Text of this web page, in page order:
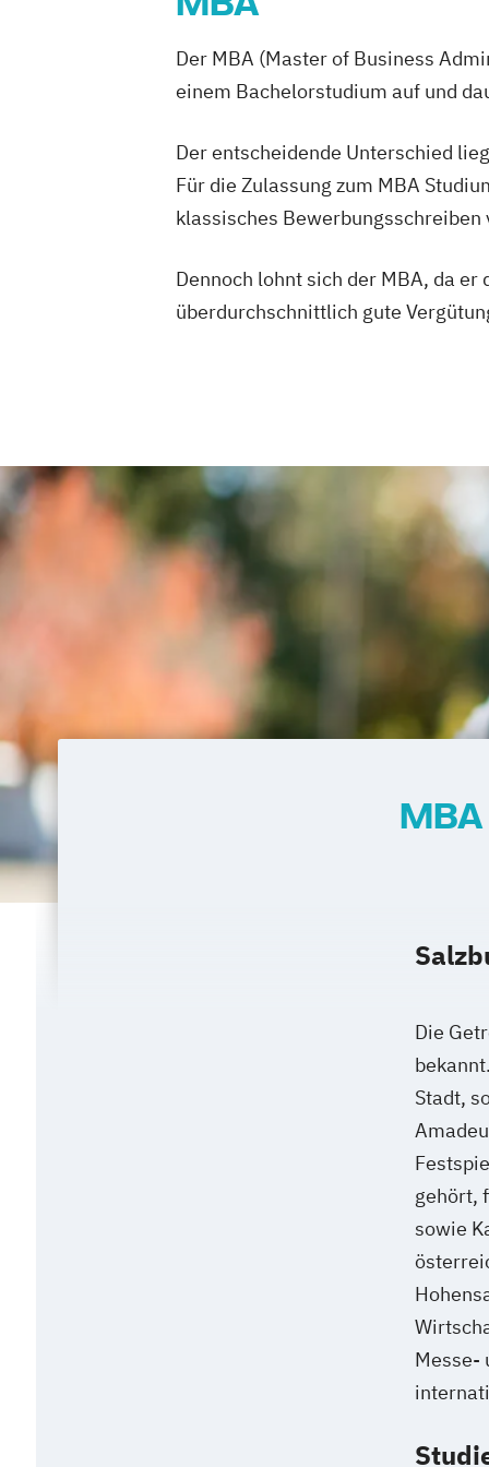
Der MBA (Master of Business
einem Bachelorstudium auf und
Der entscheidende Unterschied
Für die Zulassung zum MBA
klassisches
Dennoch lohnt sich der MBA, da
überdurchschnittlich gute
Die
Stadt,
gehört,
sowie
Messe-